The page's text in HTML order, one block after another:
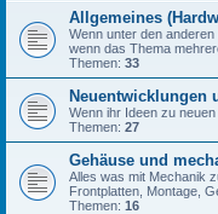
Allgemeines
Wenn unter den
wenn das Thema
Themen: 33
Neuentwicklungen
Wenn ihr Ideen zu
Themen: 27
Gehäuse und
Alles was mit Mechanik
Frontplatten, Montage,
Themen: 16